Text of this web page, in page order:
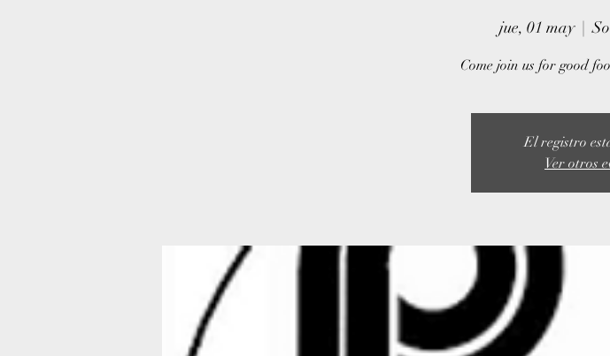
jue, 01 may
  |
Come join us for good
El registro
Ver otros